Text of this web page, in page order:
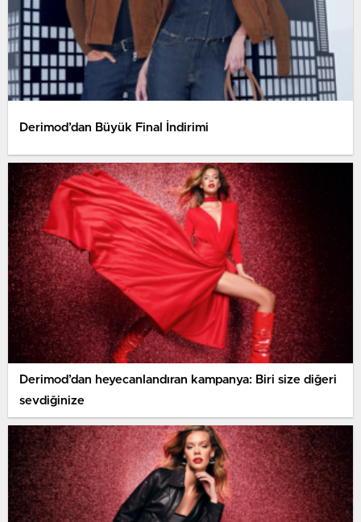
Derimod’dan Büyük Final İndirimi
Derimod’dan heyecanlandıran kampanya: Biri size diğeri
sevdiğinize